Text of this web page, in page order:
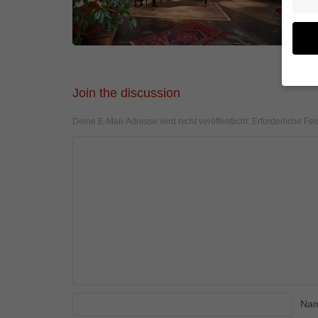
Join the discussion
Deine E-Mail-Adresse wird nicht veröffentlicht. Erforderliche